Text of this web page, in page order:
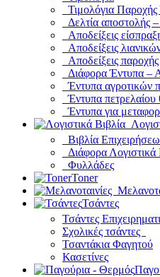
Τιμολόγια
Δελτία αποστολής –
Αποδείξεις
Αποδείξεις
Αποδείξεις
Διάφορα Έντυπα –
Έντυπα αγροτικών
Έντυπα
Έντυπα για
Βιβλία
Διάφορα Λογιστικά
Φυλλάδες
Toner
Τσάντες
Τσάντες
Σχολικές τσάντες
Τσαντάκια Φαγητού
Κασετίνες